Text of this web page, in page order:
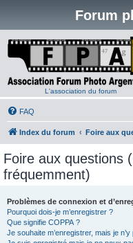
Forum
L'association du forum
FAQ
Index du forum Foire aux
Foire aux questions
fréquemment)
Problèmes de connexion et
Pourquoi dois-je m’enregistrer ?
Que signifie COPPA ?
Je souhaite m’enregistrer, mais je